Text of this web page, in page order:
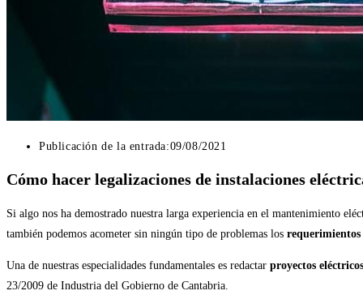
Publicación de la entrada:09/08/2021
Cómo hacer legalizaciones de instalaciones
Si algo nos ha demostrado nuestra larga experiencia en el mantenimiento
también podemos acometer sin ningún tipo de problemas los requerimientos
Una de nuestras especialidades fundamentales es redactar proyectos
23/2009 de Industria del Gobierno de Cantabria.